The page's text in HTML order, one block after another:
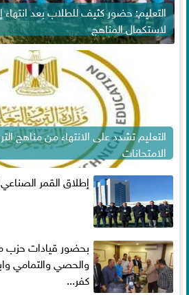
التعليم: حضور كثيف للطلاب بعد انتهاء
لاستكمال المناهج
الامتحانات
إطلاق القمر
بحضور قيادات
والحصي والتمامي
كفر...